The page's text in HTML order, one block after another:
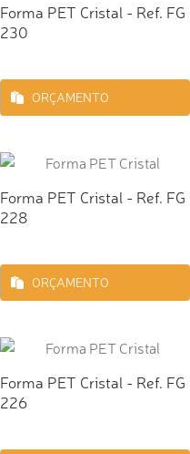
Forma PET Cristal - Ref. FG
230
ORÇAMENTO
Forma PET Cristal - Ref. FG
228
ORÇAMENTO
Forma PET Cristal - Ref. FG
226